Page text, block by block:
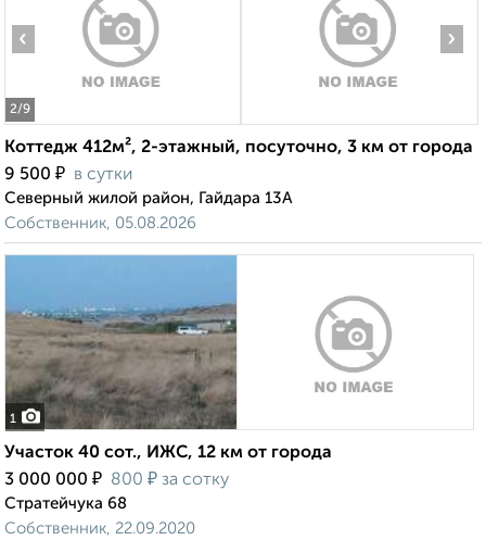
2/9
‹ ›
Коттедж 412м², 2-этажный, посуточно, 3 км от города
9 500 ₽ в сутки
Северный жилой район, Гайдара 13А
Собственник, 05.08.2026
1
Участок 40 сот., ИЖС, 12 км от города
3 000 000 ₽ 800 ₽ за сотку
Стратейчука 68
Собственник, 22.09.2020